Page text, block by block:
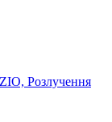
Розлучення